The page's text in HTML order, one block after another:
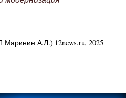
Маринин А.Л.) 12news.ru, 2025